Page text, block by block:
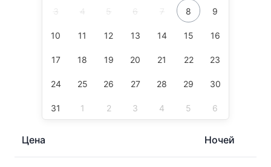
3 4 5 6 7 8 9
10 11 12 13 14 15 16
17 18 19 20 21 22 23
24 25 26 27 28 29 30
31 1 2 3 4 5 6
Цена Ночей